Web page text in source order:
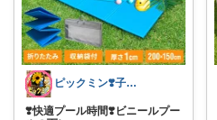
ピックミン❣️子育てパパママ応援グッズ
❣️快適プール時間❣️ビニールプー